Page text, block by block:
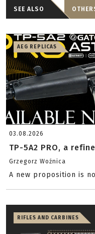
SEE ALSO
AEG REPLICAS
03.08.2026
TP-5A2 PRO, a
Grzegorz Woźnica
A new proposition is
RIFLES AND CARBINES